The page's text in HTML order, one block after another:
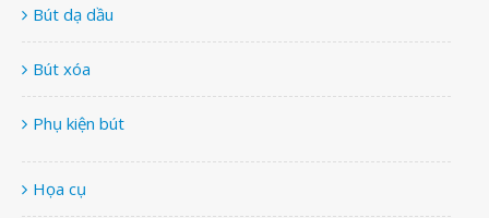
Bút dạ dầu
Bút xóa
Phụ kiện bút
Họa cụ